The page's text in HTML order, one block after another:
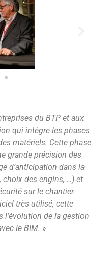
du BTP et aux
qui intègre les phases
matériels. Cette phase
grande précision des
d’anticipation dans la
des engins, …) et
sur le chantier.
très utilisé, cette
l’évolution de la gestion
le BIM. »